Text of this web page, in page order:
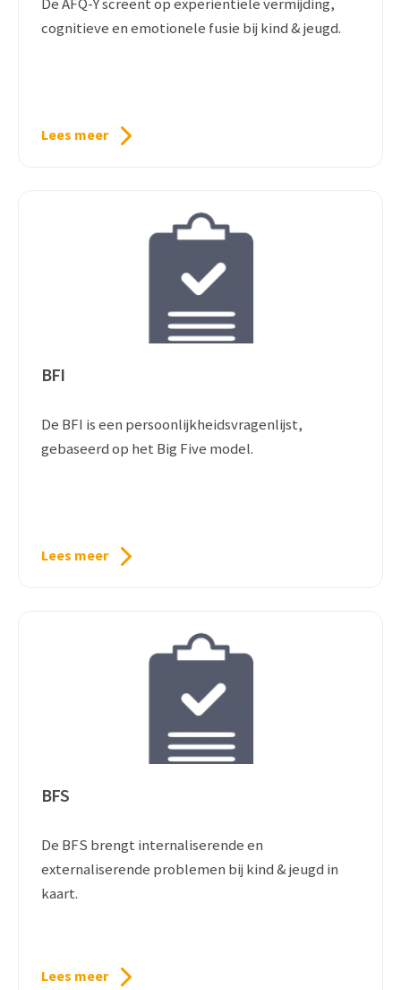
cognitieve en emotionele fusie bij kind & jeugd.
Lees meer
BFI
De BFI is een persoonlijkheidsvragenlijst,
gebaseerd op het Big Five model.
Lees meer
BFS
De BFS brengt internaliserende en
externaliserende problemen bij kind & jeugd in
kaart.
Lees meer